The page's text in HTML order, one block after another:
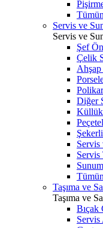
Servis ve
Servis ve
Şef
Çelik
Diğer
Servis
Servis
Taşıma ve
Taşıma ve
Bıçak
Servis